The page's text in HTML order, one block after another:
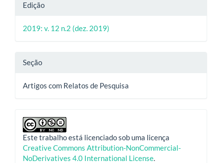
Edição
2019: v. 12 n.2 (dez. 2019)
Seção
Artigos com Relatos de Pesquisa
Este trabalho está licenciado sob uma licença
Creative Commons Attribution-NonCommercial-
NoDerivatives 4.0 International License.